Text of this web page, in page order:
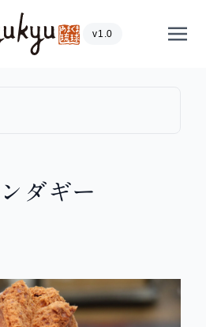
v1.0
ダギー